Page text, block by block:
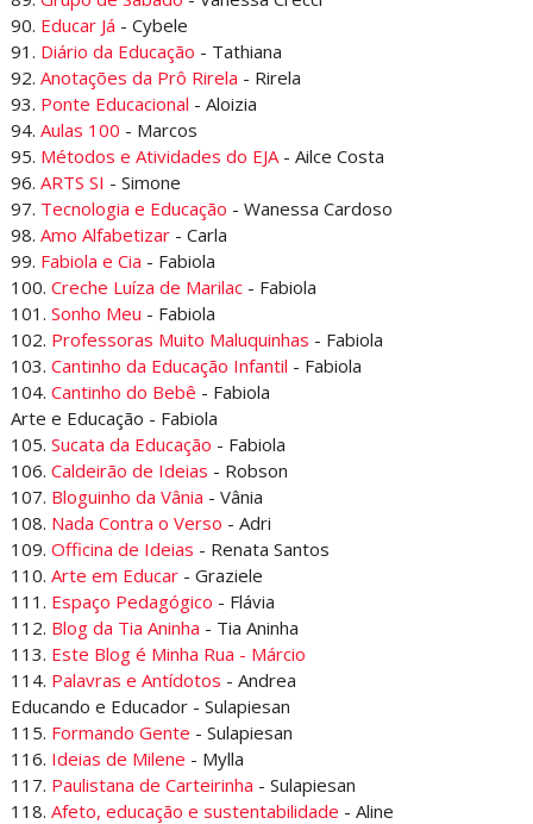
90. Educar Já - Cybele
91. Diário da Educação - Tathiana
92. Anotações da Prô Rirela - Rirela
93. Ponte Educacional - Aloizia
94. Aulas 100 - Marcos
95. Métodos e Atividades do EJA- Ailce Costa
96. ARTS SI - Simone
97. Tecnologia e Educação - Wanessa Cardoso
98. Amo Alfabetizar- Carla
99. Fabiola e Cia - Fabiola
100. Creche Luíza de Marilac- Fabiola
101. Sonho Meu - Fabiola
102. Professoras Muito Maluquinhas - Fabiola
103. Cantinho da Educação Infantil - Fabiola
104. Cantinho do Bebê - Fabiola
Arte e Educação - Fabiola
105. Sucata da Educação - Fabiola
106. Caldeirão de Ideias - Robson
107. Bloguinho da Vânia - Vânia
108. Nada Contra o Verso - Adri
109. Officina de Ideias - Renata Santos
110. Arte em Educar- Graziele
111. Espaço Pedagógico - Flávia
112. Blog da Tia Aninha - Tia Aninha
113. Este Blog é Minha Rua - Márcio
114. Palavras e Antídotos - Andrea
Educando e Educador - Sulapiesan
115. Formando Gente - Sulapiesan
116. Ideias de Milene - Mylla
117. Paulistana de Carteirinha - Sulapiesan
118. Afeto, educação e sustentabilidade - Aline